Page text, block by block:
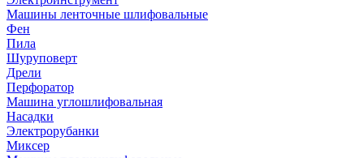
Машины ленточные шлифовальные
Фен
Пила
Шуруповерт
Дрели
Перфоратор
Машина углошлифовальная
Насадки
Электрорубанки
Миксер